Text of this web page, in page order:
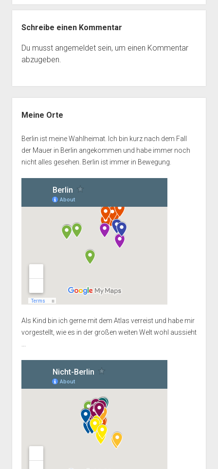
Schreibe einen Kommentar
Du musst angemeldetsein, um einen Kommentar
abzugeben.
Meine Orte
Berlin ist meine Wahlheimat. Ich bin kurz nach dem Fall
der Mauer in Berlin angekommen und habe immer noch
nicht alles gesehen. Berlin ist immer in Bewegung.
Als Kind bin ich gerne mit dem Atlas verreist und habe mir
vorgestellt, wie es in der großen weiten Welt wohl aussieht